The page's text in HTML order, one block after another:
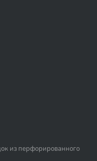
из перфорированного